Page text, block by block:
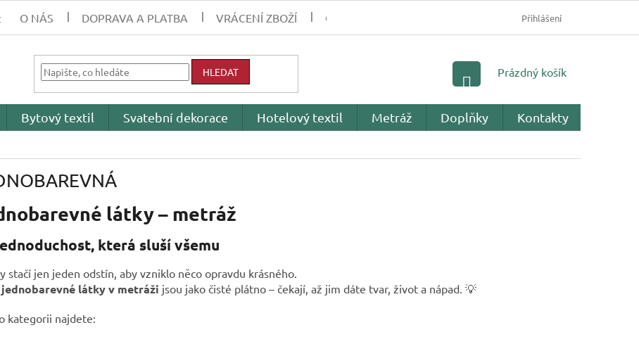
O NÁS DOPRAVA A PLATBA VRÁCENÍ ZBOŽÍ OBCHODNÍ PODMÍNKY PODMÍNKY OCHRANY
Přihlášení
HLEDAT
NÁKUPNÍ
Prázdný košík
Bytový textil Svatební dekorace Hotelový textil Metráž Doplňky Kontakty
látky – metráž
která sluší všemu
stačí jen jeden odstín, aby vzniklo něco opravdu krásného.
jednobarevné látky v metráži jsou jako čisté plátno – čekají, až jim dáte tvar, život a nápad. 💡
kategorii najdete: